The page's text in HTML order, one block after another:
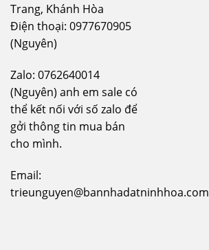
Trang, Khánh Hòa
Điện thoại: 0977670905
(Nguyên)
Zalo: 0762640014
(Nguyên) anh em sale có
thể kết nối với số zalo để
gởi thông tin mua bán
cho mình.
Email:
trieunguyen@bannhadatninhhoa.com